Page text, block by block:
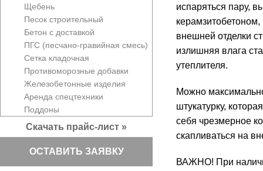
Щебень
Песок строительный
Бетон с доставкой
ПГС (песчано-гравийная смесь)
Сетка кладочная
Противоморозные добавки
Железобетонные изделия
Аренда спецтехники
Поддоны
Скачать прайс-лист »
ОСТАВИТЬ ЗАЯВКУ
испаряться пару,
внешней отделки
излишняя влага
утеплителя.
Можно
штукатурку,
себя чрезмерное
скапливаться на
ВАЖНО! При